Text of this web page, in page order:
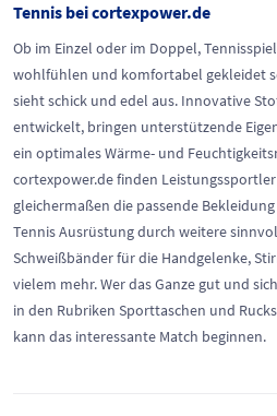
Tennis bei cortexpower.de
Ob im Einzel oder im Doppel,
wohlfühlen und komfortabel gekleidet
sieht schick und edel aus. Innovative
entwickelt, bringen unterstützende
ein optimales Wärme- und
cortexpower.de finden
gleichermaßen die passende
Tennis Ausrüstung durch weitere
Schweißbänder für die Handgelenke,
vielem mehr. Wer das Ganze gut und
in den Rubriken Sporttaschen und
kann das interessante Match beginnen.